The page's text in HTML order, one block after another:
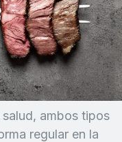
ambos tipos
regular en la